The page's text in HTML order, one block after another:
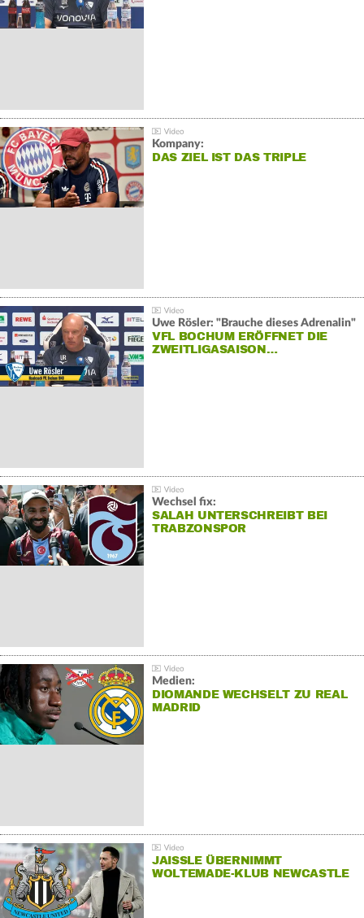
Kompany:
DAS ZIEL IST DAS TRIPLE
Uwe Rösler: "Brauche dieses Adrenalin"
VFL BOCHUM ERÖFFNET DIE
ZWEITLIGASAISON…
Wechsel fix:
SALAH UNTERSCHREIBT BEI
TRABZONSPOR
Medien:
DIOMANDE WECHSELT ZU REAL
MADRID
JAISSLE ÜBERNIMMT
WOLTEMADE-KLUB NEWCASTLE